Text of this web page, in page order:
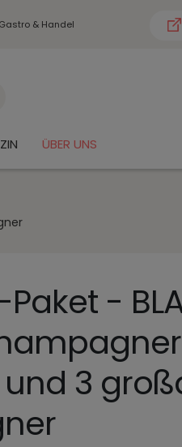
Gastro & Handel
ÜBER UNS
-
und 3